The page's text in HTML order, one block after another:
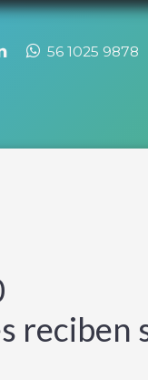
56 1025 9878
reciben